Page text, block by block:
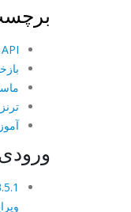
API